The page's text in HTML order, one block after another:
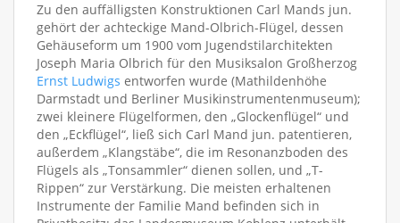
Zu den auffälligsten Konstruktionen Carl Mands jun.
gehört der achteckige Mand-Olbrich-Flügel, dessen
Gehäuseform um 1900 vom Jugendstilarchitekten
Joseph Maria Olbrich für den Musiksalon Großherzog
Ernst Ludwigs entworfen wurde (Mathildenhöhe
Darmstadt und Berliner Musikinstrumentenmuseum);
zwei kleinere Flügelformen, den „Glockenflügel“ und
den „Eckflügel“, ließ sich Carl Mand jun. patentieren,
außerdem „Klangstäbe“, die im Resonanzboden des
Flügels als „Tonsammler“ dienen sollen, und „T-
Rippen“ zur Verstärkung. Die meisten erhaltenen
Instrumente der Familie Mand befinden sich in